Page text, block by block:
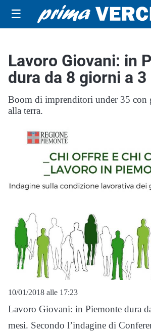
☰
Lavoro Giovani: in
dura da 8 giorni a 3
Boom di imprenditori under 35 con
alla terra.
10/01/2018 alle 17:23
Lavoro Giovani: in Piemonte dura
mesi. Secondo l’indagine di